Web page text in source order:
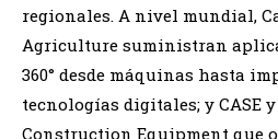
regionales. A nivel mundial,
Agriculture suministran
360° desde máquinas hasta
tecnologías digitales; y CASE
Construction Equipment que